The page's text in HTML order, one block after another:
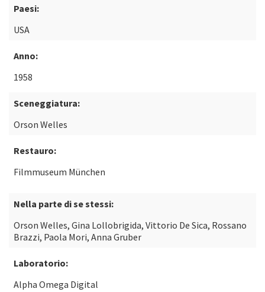
Paesi:
USA
Anno:
1958
Sceneggiatura:
Orson Welles
Restauro:
Filmmuseum München
Nella parte di se stessi:
Orson Welles, Gina Lollobrigida, Vittorio De Sica, Rossano
Brazzi, Paola Mori, Anna Gruber
Laboratorio:
Alpha Omega Digital